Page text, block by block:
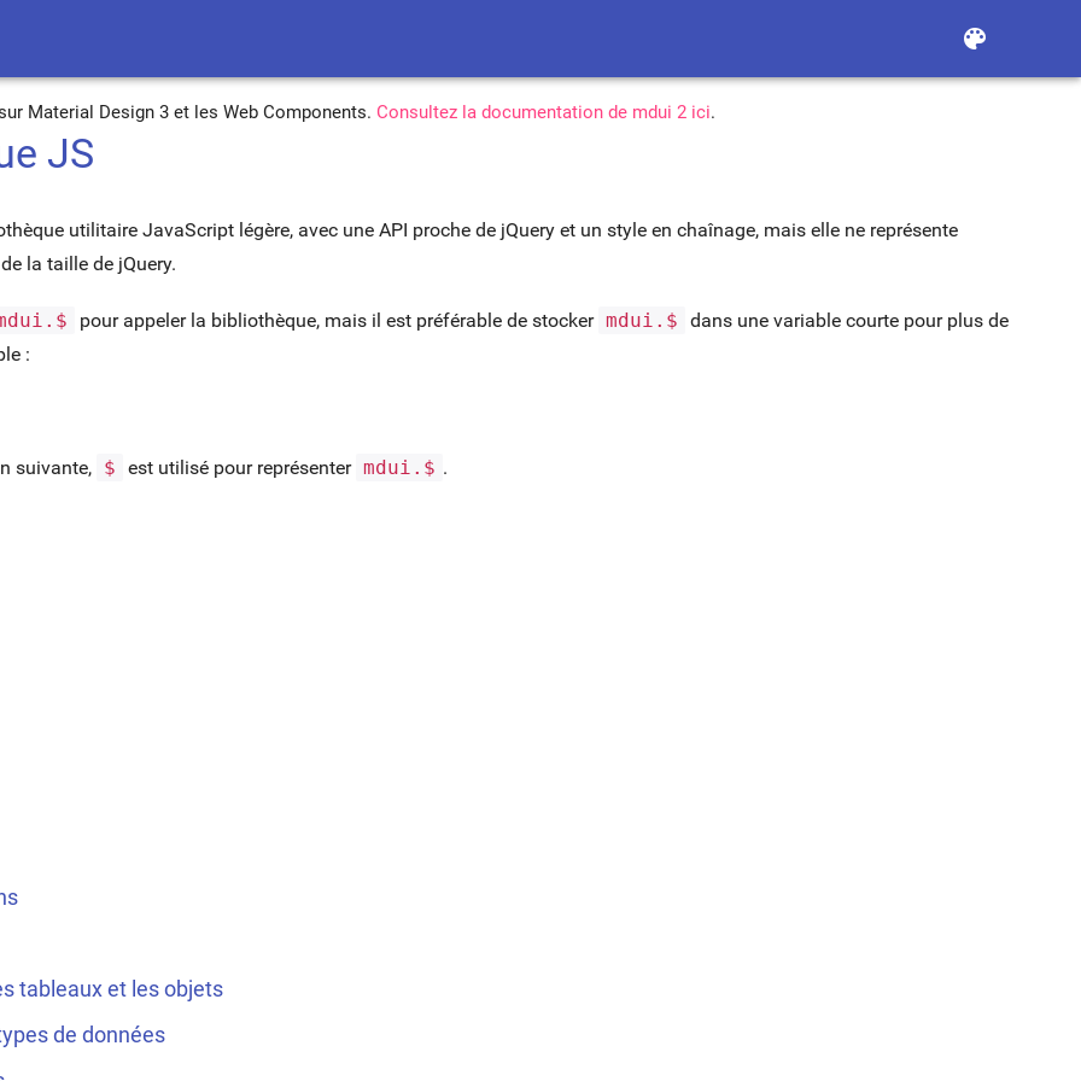
color_lens
Material Design 3 et les Web Components.Consultez la documentation de mdui 2 ici.
JS
utilitaire JavaScript légère, avec une API proche de jQuery et un style en chaînage, mais elle ne représente
la taille de jQuery.
pour appeler la bibliothèque, mais il est préférable de stocker mdui.$ dans une variable courte pour plus de
:
suivante, $ est utilisé pour représenter mdui.$ .
tableaux et les objets
de données